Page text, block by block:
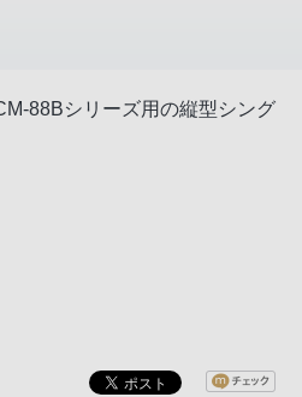
88Bシリーズ用の縦型シング